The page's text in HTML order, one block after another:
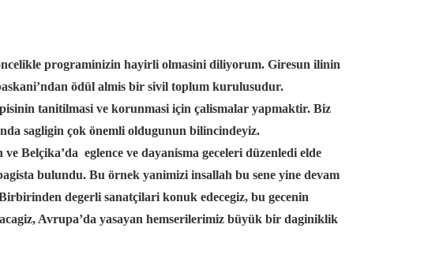
programinizin hayirli olmasini diliyorum. Giresun ilinin
ödül almis bir sivil toplum kurulusudur.
tanitilmasi ve korunmasi için çalismalar yapmaktir. Biz
sagligin çok önemli oldugunun bilincindeyiz.
Belçika’da eglence ve dayanisma geceleri düzenledi elde
bulundu. Bu örnek yanimizi insallah bu sene yine devam
degerli sanatçilari konuk edecegiz, bu gecenin
Avrupa’da yasayan hemserilerimiz büyük bir daginiklik